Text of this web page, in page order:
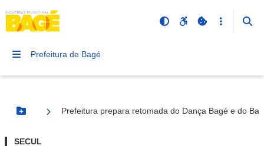
Prefeitura de Bagé
Botão Menu
Prefeitura prepara retomada do Dança Bagé e do
SECUL